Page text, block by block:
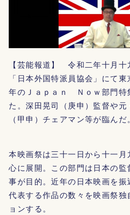
【芸能報道】 令和二年十月十
「日本外国特派員協会」にて
年のＪａｐａｎ Ｎｏｗ部門特
た。深田晃司（庚申）監督や
（甲申）チェアマン等が臨んだ。
本映画祭は三十一日から十一月
心に展開。この部門は日本の監
事が目的。近年の日本映画を振
代表する作品の数々を映画祭独
ョンする。